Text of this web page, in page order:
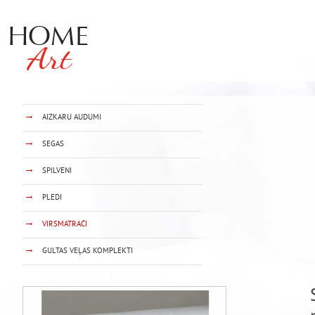
→ AIZKARU AUDUMI
→ SEGAS
→ SPILVENI
→ PLEDI
→ VIRSMATRAČI
→ GULTAS VEĻAS KOMPLEKTI